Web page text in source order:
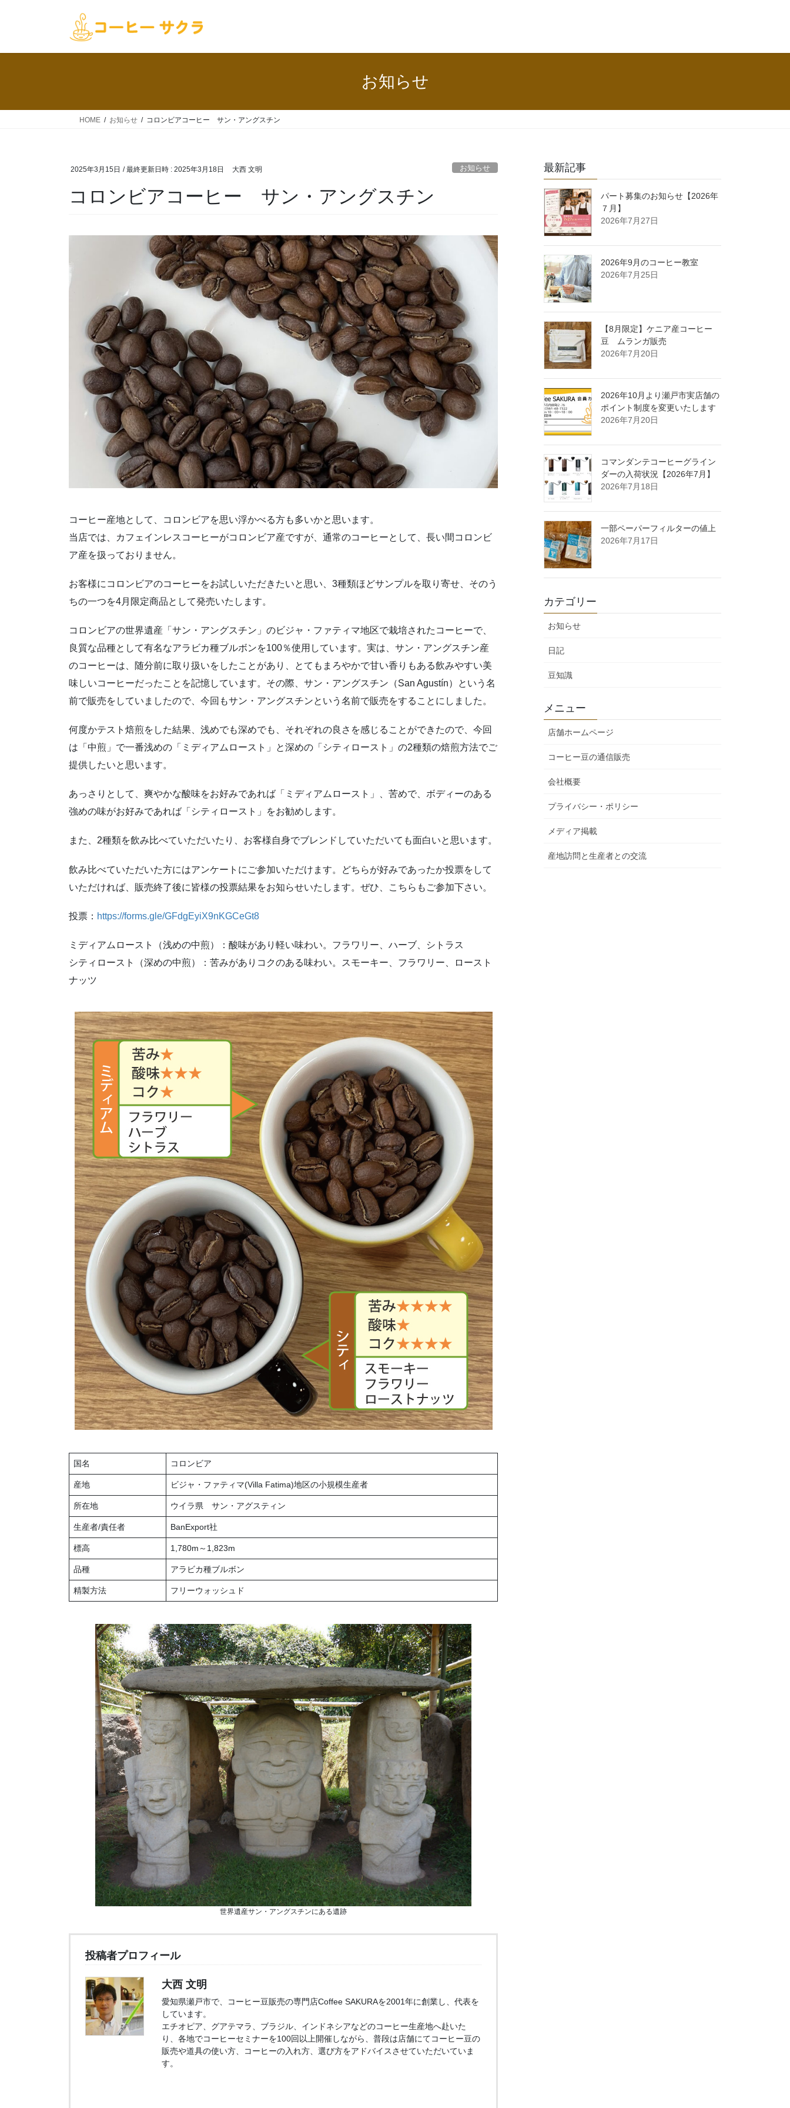
お知らせ
HOME お知らせ コロンビアコーヒー サン・アングスチン
2025年3月15日 / 最終更新日時 : 2025年3月18日 大西 文明 お知らせ
コロンビアコーヒー サン・アングスチン
コーヒー産地として、コロンビアを思い浮かべる方も多いかと思います。
当店では、カフェインレスコーヒーがコロンビア産ですが、通常のコーヒーとして、長い間コロンビ
ア産を扱っておりません。
お客様にコロンビアのコーヒーをお試しいただきたいと思い、3種類ほどサンプルを取り寄せ、そのう
ちの一つを4月限定商品として発売いたします。
コロンビアの世界遺産「サン・アングスチン」のビジャ・ファティマ地区で栽培されたコーヒーで、
良質な品種として有名なアラビカ種ブルボンを100％使用しています。実は、サン・アングスチン産
のコーヒーは、随分前に取り扱いをしたことがあり、とてもまろやかで甘い香りもある飲みやすい美
味しいコーヒーだったことを記憶しています。その際、サン・アングスチン（San Agustín）という名
前で販売をしていましたので、今回もサン・アングスチンという名前で販売をすることにしました。
何度かテスト焙煎をした結果、浅めでも深めでも、それぞれの良さを感じることができたので、今回
は「中煎」で一番浅めの「ミディアムロースト」と深めの「シティロースト」の2種類の焙煎方法でご
提供したいと思います。
あっさりとして、爽やかな酸味をお好みであれば「ミディアムロースト」、苦めで、ボディーのある
強めの味がお好みであれば「シティロースト」をお勧めします。
また、2種類を飲み比べていただいたり、お客様自身でブレンドしていただいても面白いと思います。
飲み比べていただいた方にはアンケートにご参加いただけます。どちらが好みであったか投票をして
いただければ、販売終了後に皆様の投票結果をお知らせいたします。ぜひ、こちらもご参加下さい。
投票： https://forms.gle/GFdgEyiX9nKGCeGt8
ミディアムロースト（浅めの中煎）：酸味があり軽い味わい。フラワリー、ハーブ、シトラス
シティロースト（深めの中煎）：苦みがありコクのある味わい。スモーキー、フラワリー、ロースト
ナッツ
国名 コロンビア
産地 ビジャ・ファティマ(Villa Fatima)地区の小規模生産者
所在地 ウイラ県 サン・アグスティン
生産者/責任者 BanExport社
標高 1,780m～1,823m
品種 アラビカ種ブルボン
精製方法 フリーウォッシュド
世界遺産サン・アングスチンにある遺跡
投稿者プロフィール
大西 文明
愛知県瀬戸市で、コーヒー豆販売の専門店Coffee SAKURAを2001年に創業し、代表を
しています。
エチオピア、グアテマラ、ブラジル、インドネシアなどのコーヒー生産地へ赴いた
り、各地でコーヒーセミナーを100回以上開催しながら、普段は店舗にてコーヒー豆の
販売や道具の使い方、コーヒーの入れ方、選び方をアドバイスさせていただいていま
す。
最新記事
パート募集のお知らせ【2026年
７月】
2026年7月27日
2026年9月のコーヒー教室
2026年7月25日
【8月限定】ケニア産コーヒー
豆 ムランガ販売
2026年7月20日
2026年10月より瀬戸市実店舗の
ポイント制度を変更いたします
2026年7月20日
コマンダンテコーヒーグライン
ダーの入荷状況【2026年7月】
2026年7月18日
一部ペーパーフィルターの値上
2026年7月17日
カテゴリー
お知らせ
日記
豆知識
メニュー
店舗ホームページ
コーヒー豆の通信販売
会社概要
プライバシー・ポリシー
メディア掲載
産地訪問と生産者との交流